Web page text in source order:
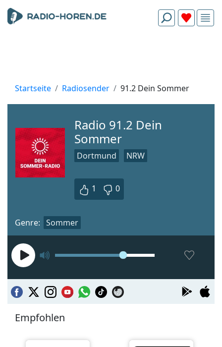
Startseite Radiosender 91.2 Dein Sommer
Radio 91.2 Dein
Sommer
Dortmund NRW
1 0
Genre: Sommer
Empfohlen